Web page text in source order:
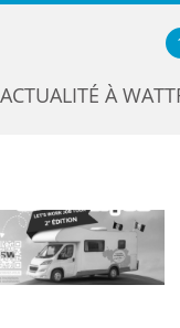
ACTUALITÉ À